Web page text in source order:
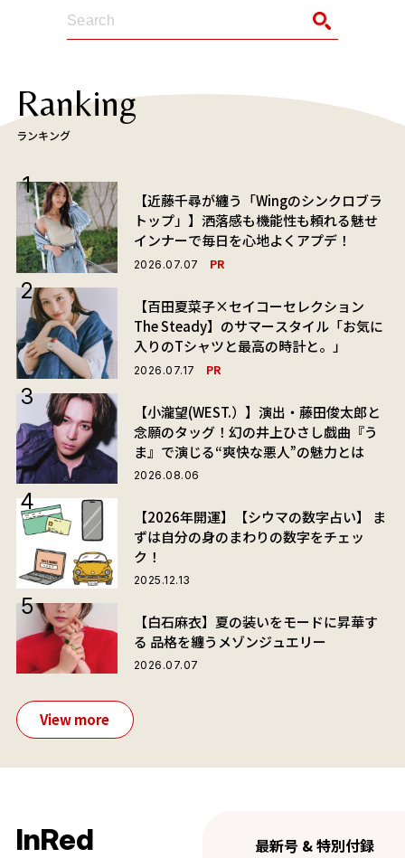
Ranking
ランキング
【近藤千尋が纏う「Wingのシンクロブラ
トップ」】洒落感も機能性も頼れる魅せ
インナーで毎日を心地よくアプデ！
2026.07.07 PR
【百田夏菜子×セイコーセレクション
The Steady】のサマースタイル「お気に
入りのTシャツと最高の時計と。」
2026.07.17 PR
【小瀧望(WEST.）】演出・藤田俊太郎と
念願のタッグ！幻の井上ひさし戯曲『う
ま』で演じる“爽快な悪人”の魅力とは
2026.08.06
【2026年開運】【シウマの数字占い】 ま
ずは自分の身のまわりの数字をチェッ
ク！
2025.12.13
【白石麻衣】夏の装いをモードに昇華す
る 品格を纏うメゾンジュエリー
2026.07.07
View more
InRed 最新号 & 特別付録